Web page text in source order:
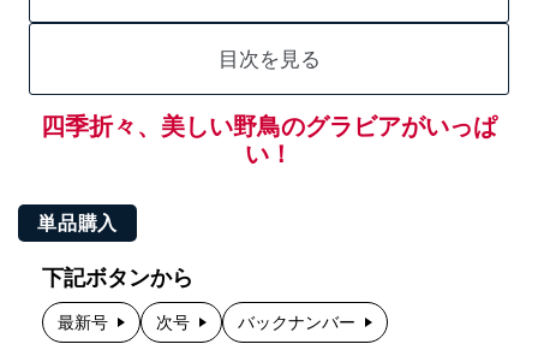
目次を見る
四季折々、美しい野鳥のグラビアがいっぱ
い！
単品購入
下記ボタンから
最新号 次号 バックナンバー